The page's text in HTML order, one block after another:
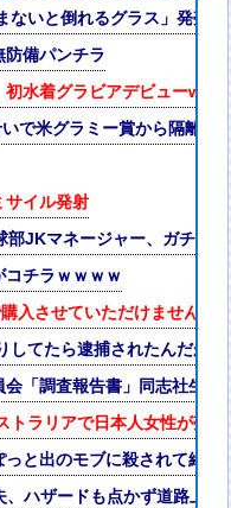
ないと倒れるグラス」発売
防備パンチラ
初水着グラビアデビュー
で米グラミー賞から隔離さ
サイル発射
部JKマネージャー、ガチで
コチラｗｗｗｗ
入させていただけませんか
してたら逮捕されたんだが
会「調査報告書」同志社生
トラリアで日本人女性が売春
っと出のモブに殺されて終
、ハザードも点かず道路上